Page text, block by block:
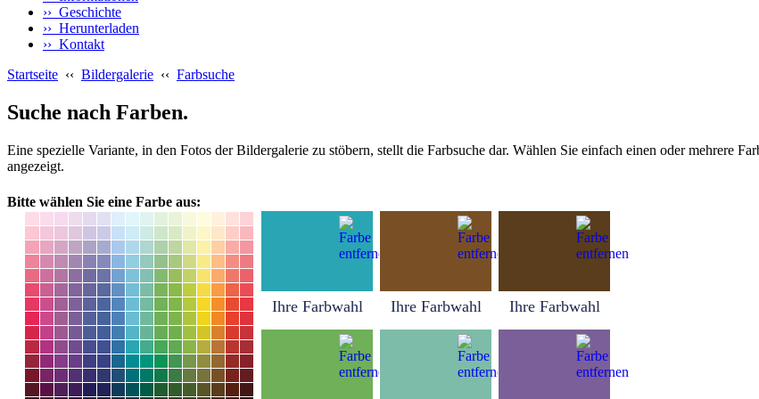
›› Geschichte
›› Herunterladen
›› Kontakt
Startseite ‹‹ Bildergalerie ‹‹ Farbsuche
Suche nach Farben.
Eine spezielle Variante, in den Fotos der Bildergalerie zu stöbern, stellt die Farbsuche dar. Wählen Sie einfach einen oder mehrere
angezeigt.
Bitte wählen Sie eine Farbe aus:
Ihre Farbwahl Ihre Farbwahl Ihre Farbwahl